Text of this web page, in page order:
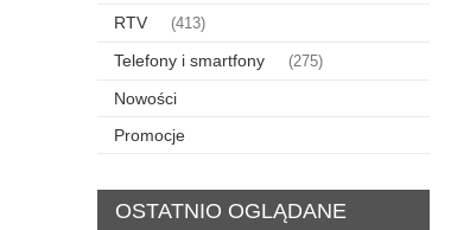
RTV (413)
Telefony i smartfony (275)
Nowości
Promocje
OSTATNIO OGLĄDANE